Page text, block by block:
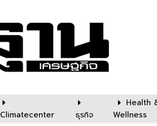
Climatecenter ธุรกิจ
Health
Wellness